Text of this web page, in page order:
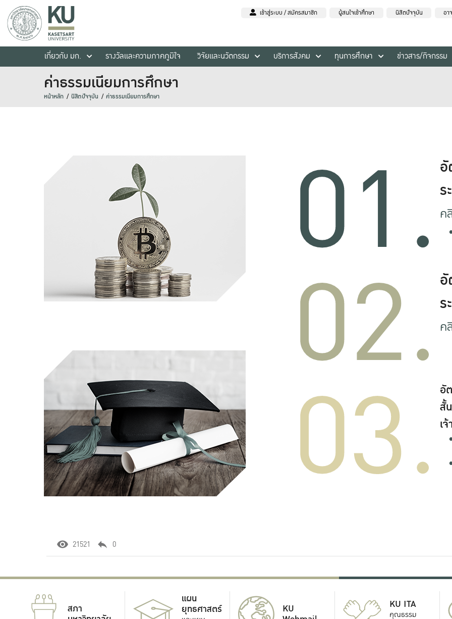
เข้าสู่ระบบ / สมัครสมาชิก ผู้สนใจเข้าศึกษา นิสิตปัจจุบัน อา
เกี่ยวกับ มก. รางวัลและความภาคภูมิใจ วิจัยและนวัตกรรม บริการสังคม ทุนการศึกษา ข่าวสาร/กิจกรรม
ค่าธรรมเนียมการศึกษา
หน้าหลัก นิสิตปัจจุบัน ค่าธรรมเนียมการศึกษา
01. ค
02. ค
03.
อั
สั้
เ
21521 0
สภา
แผน
ยุทธศาสตร์ KU KU ITA
คุณธรรม